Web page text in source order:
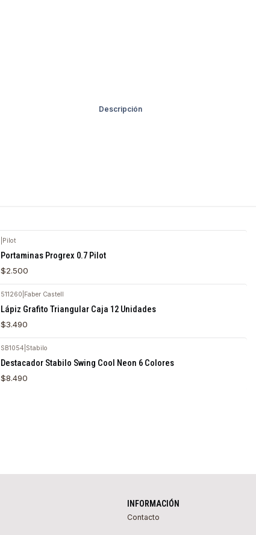
Descripción
Pilot
Portaminas Progrex 0.7 Pilot
$2.500
511260 Faber Castell
Lápiz Grafito Triangular Caja 12 Unidades
$3.490
SB1054 Stabilo
Destacador Stabilo Swing Cool Neon 6 Colores
$8.490
INFORMACIÓN
Contacto